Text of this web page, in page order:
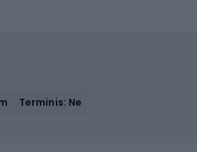
Terminis: Ne